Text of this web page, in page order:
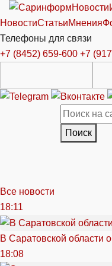
Новости
НовостиСтатьиМнения
Телефоны для связи
+7 (8452) 659-600 +7
Поиск
Все новости
18:11
В Саратовской области
18:08